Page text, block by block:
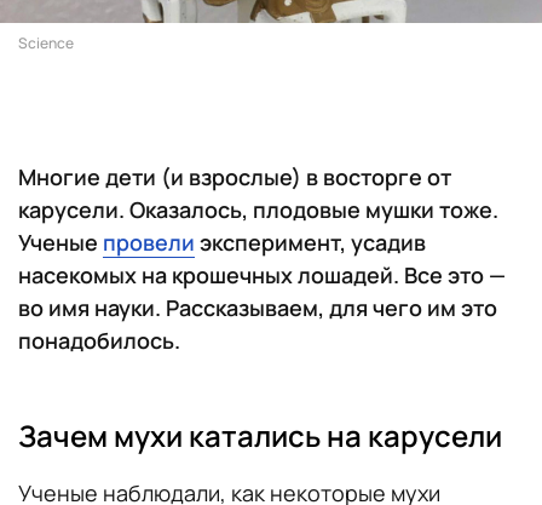
Science
Многие дети (и взрослые) в восторге от
карусели. Оказалось, плодовые мушки тоже.
Ученые провели эксперимент, усадив
насекомых на крошечных лошадей. Все это —
во имя науки. Рассказываем, для чего им это
понадобилось.
Зачем мухи катались на карусели
Ученые наблюдали, как некоторые мухи